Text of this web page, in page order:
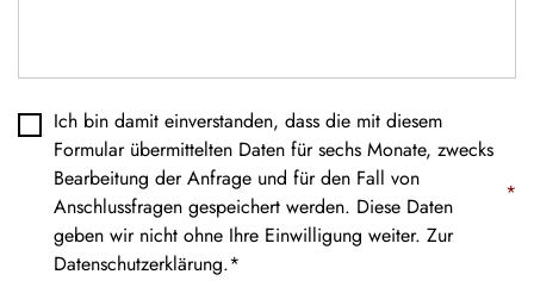
Datenschutz *
Ich bin damit einverstanden, dass die mit diesem
Formular übermittelten Daten für sechs Monate, zwecks
Bearbeitung der Anfrage und für den Fall von
Anschlussfragen gespeichert werden. Diese Daten
geben wir nicht ohne Ihre Einwilligung weiter. Zur
Datenschutzerklärung.*
*